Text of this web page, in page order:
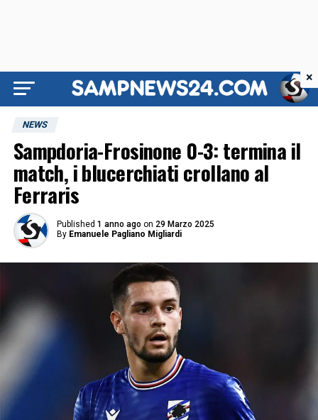
NEWS
Sampdoria-Frosinone 0-3: termina il
match, i blucerchiati crollano al
Ferraris
Published 1 anno ago on 29 Marzo 2025
By Emanuele Pagliano Migliardi
×